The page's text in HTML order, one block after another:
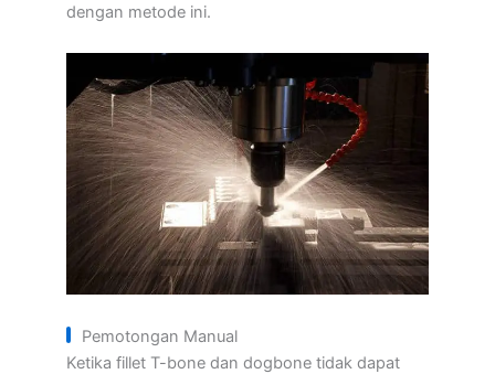
dengan metode ini.
Pemotongan Manual
Ketika fillet T-bone dan dogbone tidak dapat